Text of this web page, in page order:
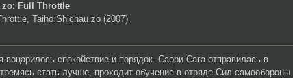
zo: Full Throttle
Taiho Shichau zo (2007)
спокойствие и порядок. Саори Сага отправилась в
стать лучше, проходит обучение в отряде Сил самообороны.